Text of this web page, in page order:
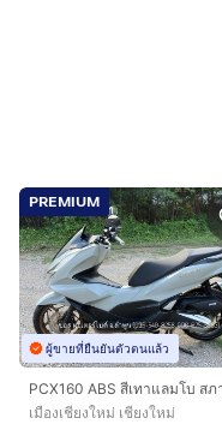
PREMIUM
ผู้ขายที่ยืนยันตัวตนแล้ว
เมืองเชียงใหม่ เชียงใหม่